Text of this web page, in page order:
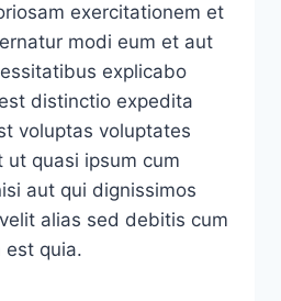
exercitationem et
modi eum et aut
explicabo
distinctio expedita
voluptas voluptates
quasi ipsum cum
aut qui dignissimos
alias sed debitis cum
est quia.